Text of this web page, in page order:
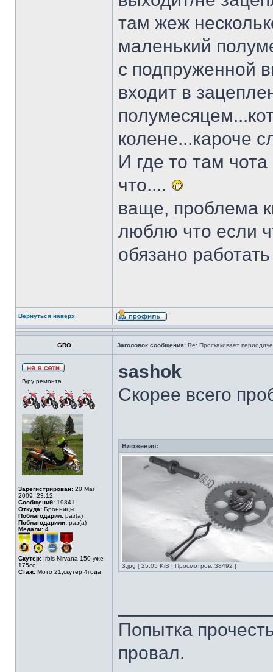
там жеж
маленький
с подпруженной
входит в
колене...кароче
И где то там
что....
ваще, проблема
люблю что если
обязано
Вернуться наверх
GRO Заголовок сообщения: Re: Проскакивает
Гуру ремонта
Зарегистрирован: 20 Mar
2009, 23:12
Сообщений: 19841
Откуда: Бронницы
Поблагодарил: раз(а)
Поблагодарили: раз(а)
Медали: 4
Скутер: Irbis Nirvana 150 уже
175сс
Стаж: Мото 21,скутер 4года
sashok
Скорее всего
Вложения:
3.jpg [ 25.05 KiB | Просмотров: 38492 ]
Попытка
провал.